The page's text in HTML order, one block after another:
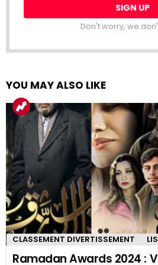
Don't worry, we
YOU MAY ALSO LIKE
CLASSEMENT DIVERTISSEMENT
Ramadan Awards 2024 :